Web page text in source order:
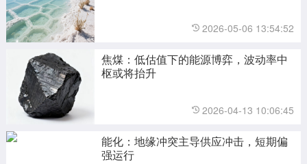
2026-05-06 13:54:52
焦煤：低估值下的能源博弈，波动率中
枢或将抬升
2026-04-13 10:06:45
能化：地缘冲突主导供应冲击，短期偏
强运行